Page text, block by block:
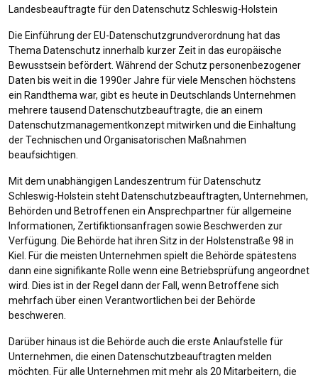
Landesbeauftragte für den Datenschutz Schleswig-Holstein
Die Einführung der EU-Datenschutzgrundverordnung hat das
Thema Datenschutz innerhalb kurzer Zeit in das europäische
Bewusstsein befördert. Während der Schutz personenbezogener
Daten bis weit in die 1990er Jahre für viele Menschen höchstens
ein Randthema war, gibt es heute in Deutschlands Unternehmen
mehrere tausend Datenschutzbeauftragte, die an einem
Datenschutzmanagementkonzept mitwirken und die Einhaltung
der Technischen und Organisatorischen Maßnahmen
beaufsichtigen.
Mit dem unabhängigen Landeszentrum für Datenschutz
Schleswig-Holstein steht Datenschutzbeauftragten, Unternehmen,
Behörden und Betroffenen ein Ansprechpartner für allgemeine
Informationen, Zertifiktionsanfragen sowie Beschwerden zur
Verfügung. Die Behörde hat ihren Sitz in der Holstenstraße 98 in
Kiel. Für die meisten Unternehmen spielt die Behörde spätestens
dann eine signifikante Rolle wenn eine Betriebsprüfung angeordnet
wird. Dies ist in der Regel dann der Fall, wenn Betroffene sich
mehrfach über einen Verantwortlichen bei der Behörde
beschweren.
Darüber hinaus ist die Behörde auch die erste Anlaufstelle für
Unternehmen, die einen Datenschutzbeauftragten melden
möchten. Für alle Unternehmen mit mehr als 20 Mitarbeitern, die